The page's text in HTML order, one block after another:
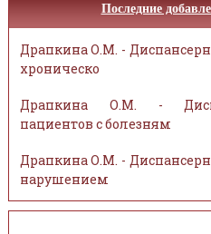
Последние
Драпкина О.М. -
хроническо
Драпкина О.М. -
пациентов с болезням
Драпкина О.М. -
нарушением